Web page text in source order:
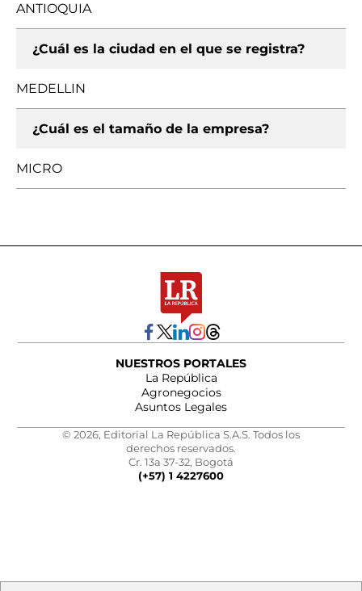
ANTIOQUIA
¿Cuál es la ciudad en el que se registra?
MEDELLIN
¿Cuál es el tamaño de la empresa?
MICRO
NUESTROS PORTALES
La República
Agronegocios
Asuntos Legales
© 2026, Editorial La República S.A.S. Todos los
derechos reservados.
Cr. 13a 37-32, Bogotá
(+57) 1 4227600